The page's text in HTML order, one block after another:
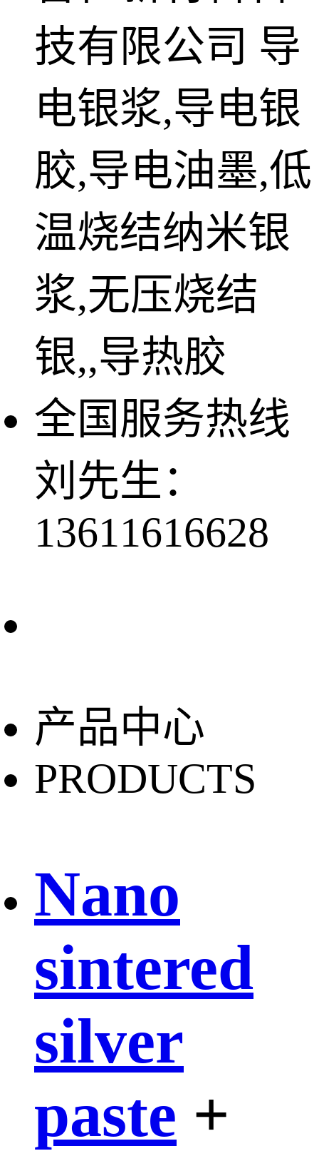
技有限公司 导
电银浆,导电银
胶,导电油墨,低
温烧结纳米银
浆,无压烧结
银,,导热胶
全国服务热线
刘先生：
13611616628
产品中心
PRODUCTS
Nano
sintered
silver
paste +